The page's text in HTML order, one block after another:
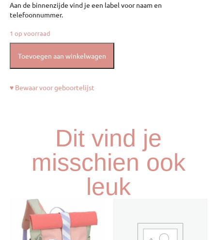
Aan de binnenzijde vind je een label voor naam en
telefoonnummer.
1 op voorraad
Toevoegen aan winkelwagen
♥ Bewaar voor geboortelijst
Dit vind je
misschien ook
leuk